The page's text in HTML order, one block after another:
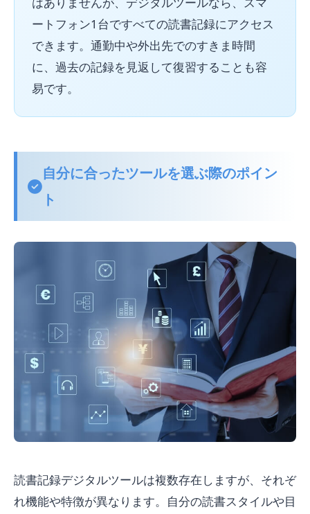
ートフォン1台ですべての読書記録にアクセス
できます。通勤中や外出先でのすきま時間
に、過去の記録を見返して復習することも容
易です。
自分に合ったツールを選ぶ際のポイン
ト
読書記録デジタルツールは複数存在しますが、それぞ
れ機能や特徴が異なります。自分の読書スタイルや目